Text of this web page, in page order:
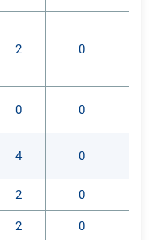
2 0
0 0
4 0
2 0
2 0